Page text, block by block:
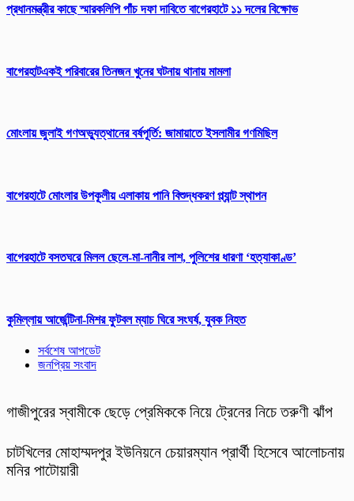
প্রধানমন্ত্রীর কাছে স্মারকলিপি ‎পাঁচ দফা দাবিতে বাগেরহাটে ১১ দলের বিক্ষোভ
বাগেরহাটএকই পরিবারের তিনজন খুনের ঘটনায় থানায় মামলা
মোংলায় জুলাই গণঅভ্যুত্থানের বর্ষপূর্তি: জামায়াতে ইসলামীর গণমিছিল
‎বাগেরহাটে মোংলার উপকূলীয় এলাকায় পানি বিশুদ্ধকরণ প্ল্যান্ট স্থাপন
বাগেরহাটে বসতঘরে মিলল ছেলে-মা-নানীর লাশ, পুলিশের ধারণা ‘হত্যাকাণ্ড’
কুমিল্লায় আর্জেন্টিনা-মিশর ফুটবল ম্যাচ ঘিরে সংঘর্ষ, যুবক নিহত
সর্বশেষ আপডেট
জনপ্রিয় সংবাদ
গাজীপুরের স্বামীকে ছেড়ে প্রেমিককে নিয়ে ট্রেনের নিচে তরুণী ঝাঁপ
চাটখিলের মোহাম্মদপুর ইউনিয়নে চেয়ারম্যান প্রার্থী হিসেবে আলোচনায়
মনির পাটোয়ারী